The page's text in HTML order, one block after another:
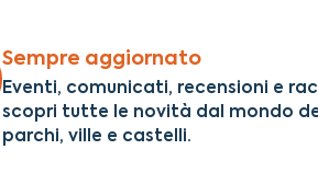
Sempre aggiornato
Eventi, comunicati, recensioni e
scopri tutte le novità dal mondo
parchi, ville e castelli.